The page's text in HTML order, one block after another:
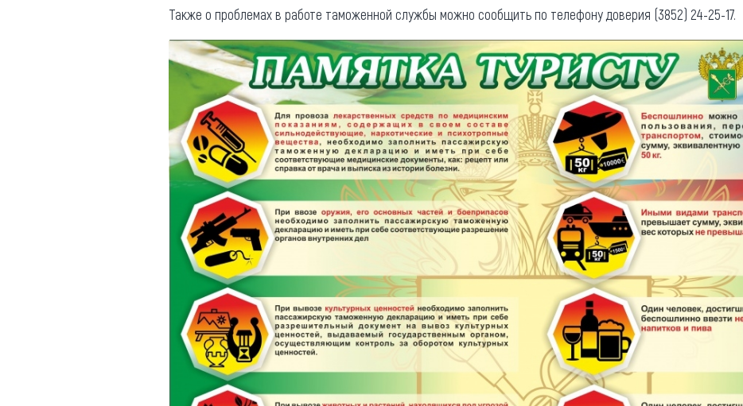
Также о проблемах в работе таможенной службы можно сообщить по телефону доверия (3852) 24-25-17.